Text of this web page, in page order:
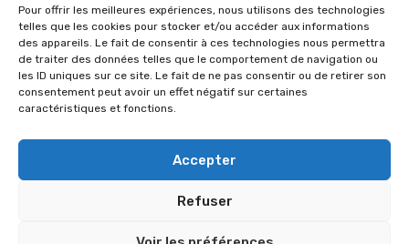
Pour offrir les meilleures expériences, nous utilisons des technologies
telles que les cookies pour stocker et/ou accéder aux informations
des appareils. Le fait de consentir à ces technologies nous permettra
de traiter des données telles que le comportement de navigation ou
les ID uniques sur ce site. Le fait de ne pas consentir ou de retirer son
consentement peut avoir un effet négatif sur certaines
caractéristiques et fonctions.
Accepter
Refuser